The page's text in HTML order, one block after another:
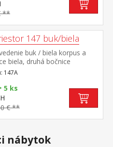
**
147 buk/biela
buk / biela korpus a
biela, druhá bočnice
pre 341A, 341B, 342A,
343B, 50341, 50343, 60341,
147A
5 ks
€ **
nábytok